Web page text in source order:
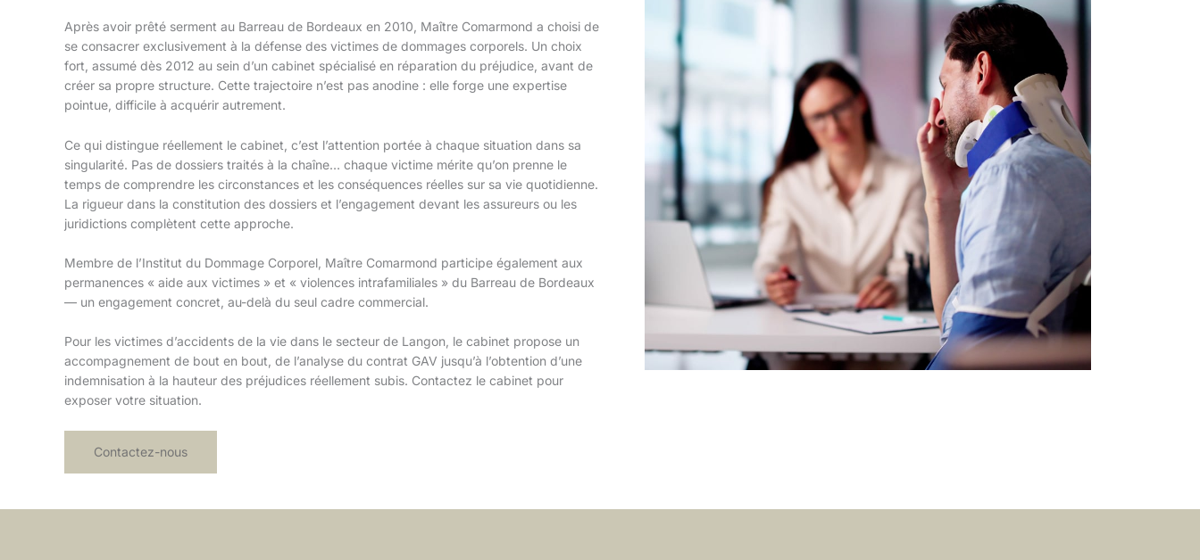
Après avoir prêté serment au Barreau de Bordeaux en 2010, Maître Comarmond a choisi de
se consacrer exclusivement à la défense des victimes de dommages corporels. Un choix
fort, assumé dès 2012 au sein d’un cabinet spécialisé en réparation du préjudice, avant de
créer sa propre structure. Cette trajectoire n’est pas anodine : elle forge une expertise
pointue, difficile à acquérir autrement.
Ce qui distingue réellement le cabinet, c’est l’attention portée à chaque situation dans sa
singularité. Pas de dossiers traités à la chaîne… chaque victime mérite qu’on prenne le
temps de comprendre les circonstances et les conséquences réelles sur sa vie quotidienne.
La rigueur dans la constitution des dossiers et l’engagement devant les assureurs ou les
juridictions complètent cette approche.
Membre de l’Institut du Dommage Corporel, Maître Comarmond participe également aux
permanences « aide aux victimes » et « violences intrafamiliales » du Barreau de Bordeaux
— un engagement concret, au-delà du seul cadre commercial.
Pour les victimes d’accidents de la vie dans le secteur de Langon, le cabinet propose un
accompagnement de bout en bout, de l’analyse du contrat GAV jusqu’à l’obtention d’une
indemnisation à la hauteur des préjudices réellement subis. Contactez le cabinet pour
exposer votre situation.
Contactez-nous